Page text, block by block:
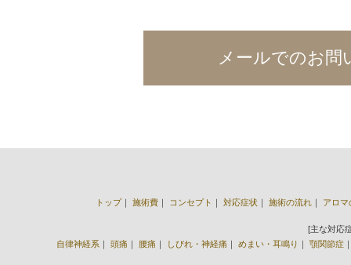
メールでのお問
トップ｜ 施術費 ｜ コンセプト ｜ 対応症状 ｜ 施術の流れ ｜ アロマ
[主な対応
自律神経系 ｜ 頭痛 ｜ 腰痛 ｜ しびれ・神経痛 ｜ めまい・耳鳴り ｜ 顎関節症